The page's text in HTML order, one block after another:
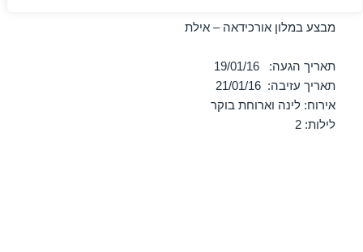
מבצע במלון אורכידאה – אילת
תאריך הגעה: 19/01/16
תאריך עזיבה: 21/01/16
אירוח: לינה וארוחת בוקר
לילות: 2